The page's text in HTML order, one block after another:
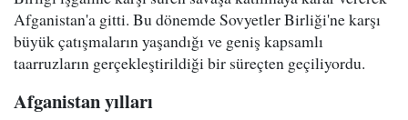
Afganistan'a gitti. Bu dönemde Sovyetler Birliği'ne karşı
büyük çatışmaların yaşandığı ve geniş kapsamlı
taarruzların gerçekleştirildiği bir süreçten geçiliyordu.
Afganistan yılları